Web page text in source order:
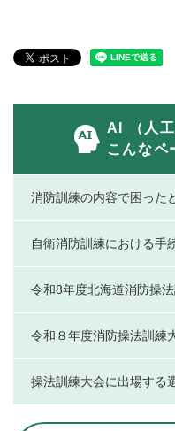
AI （人
こんなペ
消防訓練の内容で困った
自衛消防訓練における手
令和8年度北海道消防操
令和８年度消防操法訓練
操法訓練大会に出場する